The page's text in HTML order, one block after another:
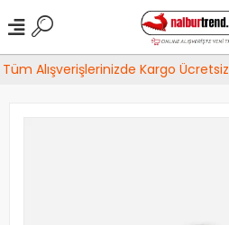
Alışverişlerinizde Kargo Ücretsiz!